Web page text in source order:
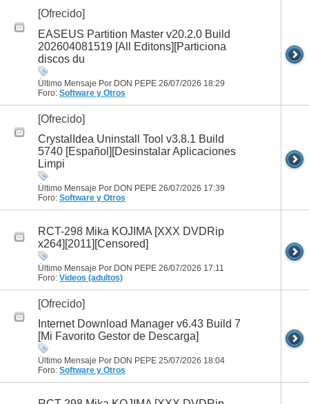
[Ofrecido]
EASEUS Partition Master v20.2.0 Build
202604081519 [All Editons][Particiona
discos du
Último Mensaje Por DON PEPE 26/07/2026 18:29
Foro: Software y Otros
[Ofrecido]
CrystalIdea Uninstall Tool v3.8.1 Build
5740 [Español][Desinstalar Aplicaciones
Limpi
Último Mensaje Por DON PEPE 26/07/2026 17:39
Foro: Software y Otros
RCT-298 Mika KOJIMA [XXX DVDRip
x264][2011][Censored]
Último Mensaje Por DON PEPE 26/07/2026 17:11
Foro: Videos (adultos)
[Ofrecido]
Internet Download Manager v6.43 Build 7
[Mi Favorito Gestor de Descarga]
Último Mensaje Por DON PEPE 25/07/2026 18:04
Foro: Software y Otros